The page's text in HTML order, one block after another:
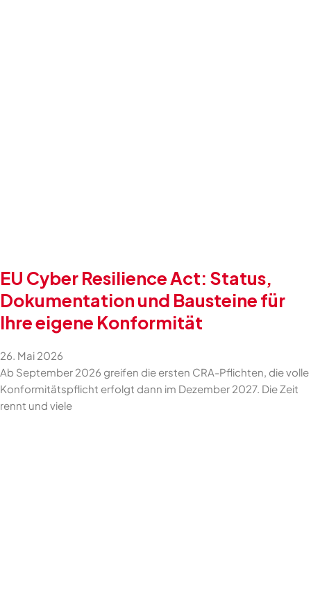
EU Cyber Resilience Act: Status,
Dokumentation und Bausteine für
Ihre eigene Konformität
26. Mai 2026
Ab September 2026 greifen die ersten CRA-Pflichten, die volle
Konformitätspflicht erfolgt dann im Dezember 2027. Die Zeit
rennt und viele